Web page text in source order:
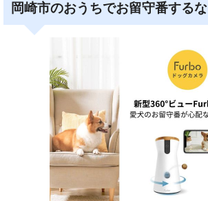
岡崎市のおうちでお留守番する